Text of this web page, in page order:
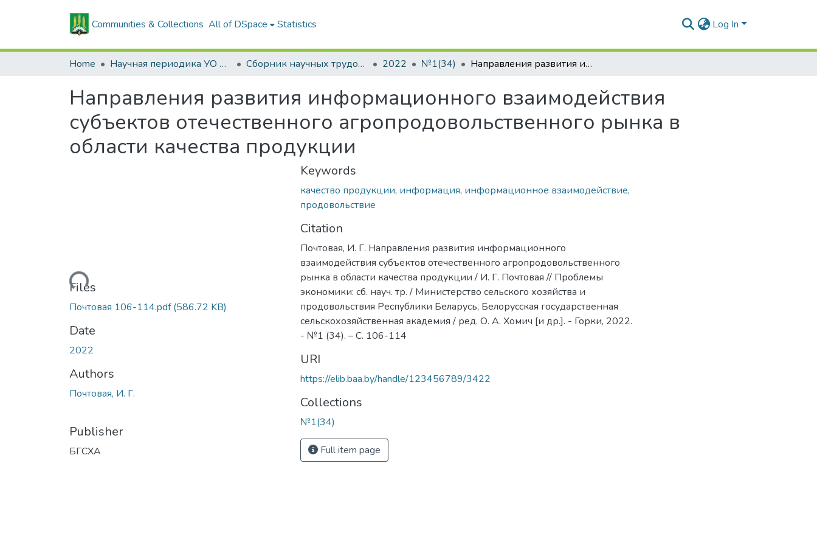
Communities & Collections All of DSpace Statistics Log In
Home Научная периодика УО БГСХА Сборник научных трудов "Проблемы экономики" 2022 №1(34) Направления развития информационного взаимодействия субъектов отечественного агропродовольственного рынка в области качества продукции
Направления развития информационного взаимодействия
субъектов отечественного агропродовольственного рынка в
области качества продукции
Loading...
Files
Почтовая 106-114.pdf(586.72 KB)
Date
2022
Authors
Почтовая, И. Г.
Publisher
БГСХА
Keywords
качество продукции, информация, информационное взаимодействие,
продовольствие
Citation
Почтовая, И. Г. Направления развития информационного
взаимодействия субъектов отечественного агропродовольственного
рынка в области качества продукции / И. Г. Почтовая // Проблемы
экономики: сб. науч. тр. / Министерство сельского хозяйства и
продовольствия Республики Беларусь, Белорусская государственная
сельскохозяйственная академия / ред. О. А. Хомич [и др.]. - Горки, 2022.
- №1 (34). – С. 106-114
URI
https://elib.baa.by/handle/123456789/3422
Collections
№1(34)
Full item page